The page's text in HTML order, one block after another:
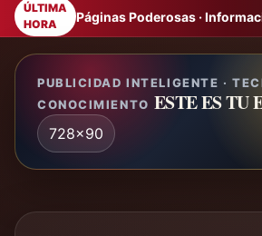
ÚLTIMA
HORA
Páginas Poderosas ·
PUBLICIDAD INTELIGENTE ·
CONOCIMIENTO ESTE ES TU
728x90